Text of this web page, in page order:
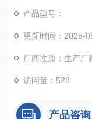
够在水下或潮湿环
产品型号：
更新时间：2025-
厂商性质：生产厂
访问量：528
产品咨询